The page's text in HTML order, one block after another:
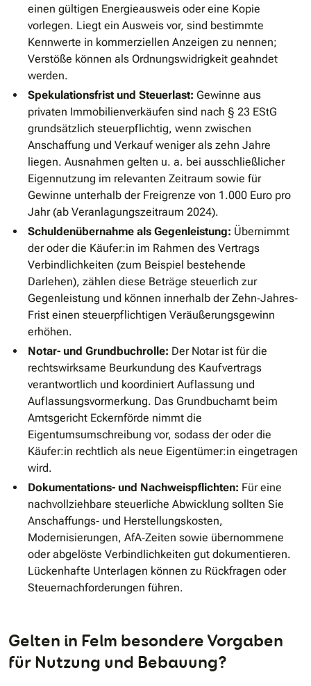
einen gültigen Energieausweis oder eine Kopie
vorlegen. Liegt ein Ausweis vor, sind bestimmte
Kennwerte in kommerziellen Anzeigen zu nennen;
Verstöße können als Ordnungswidrigkeit geahndet
werden.
Spekulationsfrist und Steuerlast: Gewinne aus
privaten Immobilienverkäufen sind nach § 23 EStG
grundsätzlich steuerpflichtig, wenn zwischen
Anschaffung und Verkauf weniger als zehn Jahre
liegen. Ausnahmen gelten u. a. bei ausschließlicher
Eigennutzung im relevanten Zeitraum sowie für
Gewinne unterhalb der Freigrenze von 1.000 Euro pro
Jahr (ab Veranlagungszeitraum 2024).
Schuldenübernahme als Gegenleistung: Übernimmt
der oder die Käufer:in im Rahmen des Vertrags
Verbindlichkeiten (zum Beispiel bestehende
Darlehen), zählen diese Beträge steuerlich zur
Gegenleistung und können innerhalb der Zehn‐Jahres‐
Frist einen steuerpflichtigen Veräußerungsgewinn
erhöhen.
Notar- und Grundbuchrolle: Der Notar ist für die
rechtswirksame Beurkundung des Kaufvertrags
verantwortlich und koordiniert Auflassung und
Auflassungsvormerkung. Das Grundbuchamt beim
Amtsgericht Eckernförde nimmt die
Eigentumsumschreibung vor, sodass der oder die
Käufer:in rechtlich als neue Eigentümer:in eingetragen
wird.
Dokumentations- und Nachweispflichten: Für eine
nachvollziehbare steuerliche Abwicklung sollten Sie
Anschaffungs‐ und Herstellungskosten,
Modernisierungen, AfA‐Zeiten sowie übernommene
oder abgelöste Verbindlichkeiten gut dokumentieren.
Lückenhafte Unterlagen können zu Rückfragen oder
Steuernachforderungen führen.
Gelten in Felm besondere Vorgaben
für Nutzung und Bebauung?